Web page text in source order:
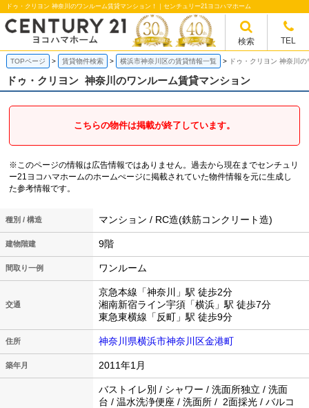
検索 TEL
ドゥ・クリヨン 神奈川のワンルーム賃貸マンション！｜センチュリー21ヨコハマホーム
TOPページ 賃貸物件検索 横浜市神奈川区の賃貸情報一覧 ドゥ・クリヨン 神奈川
ドゥ・クリヨン 神奈川のワンルーム賃貸マンション
こちらの物件は掲載が終了しています。
※このページの情報は広告情報ではありません。過去から現在までセンチュリ
ー21ヨコハマホームのホームぺージに掲載されていた物件情報を元に生成し
た参考情報です。
種別 / 構造 マンション / RC造(鉄筋コンクリート造)
建物階建 9階
間取り一例 ワンルーム
交通
京急本線「神奈川」駅 徒歩2分
湘南新宿ライン宇須「横浜」駅 徒歩7分
東急東横線「反町」駅 徒歩9分
住所 神奈川県横浜市神奈川区金港町
築年月 2011年1月
バストイレ別 / シャワー / 洗面所独立 / 洗面
台 / 温水洗浄便座 / 洗面所 / 2面採光 / バルコ